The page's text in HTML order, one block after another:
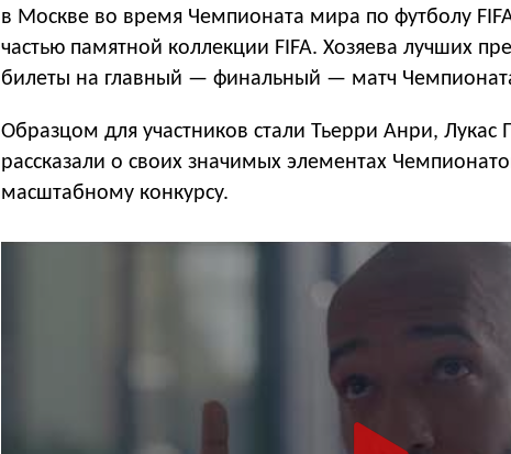
в Москве во время Чемпионата мира по футболу
частью памятной коллекции FIFA. Хозяева лучших
билеты на главный — финальный — матч
Образцом для участников стали Тьерри Анри,
рассказали о своих значимых элементах
масштабному конкурсу.